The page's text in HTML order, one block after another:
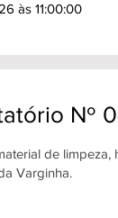
às 11:00:00
Nº
de
Varginha.